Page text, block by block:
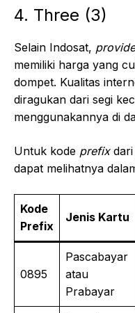
4. Three (3)
Selain Indosat,
memiliki harga yang
dompet. Kualitas
diragukan dari segi
menggunakannya di
Untuk kode prefixdari
dapat melihatnya
Kode
Prefix
Jenis Kartu
0895
Pascabayar
atau
Prabayar